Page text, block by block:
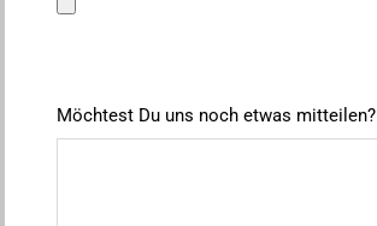
Möchtest Du uns noch etwas mitteilen?